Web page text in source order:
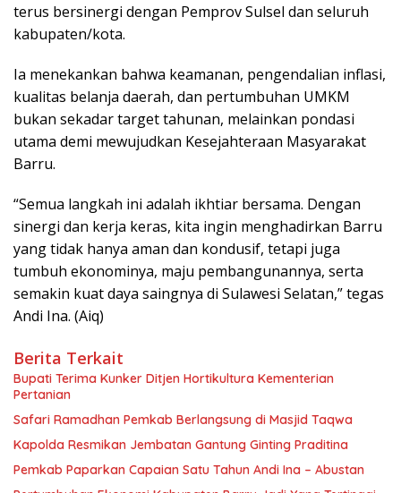
terus bersinergi dengan Pemprov Sulsel dan seluruh
kabupaten/kota.
Ia menekankan bahwa keamanan, pengendalian inflasi,
kualitas belanja daerah, dan pertumbuhan UMKM
bukan sekadar target tahunan, melainkan pondasi
utama demi mewujudkan Kesejahteraan Masyarakat
Barru.
“Semua langkah ini adalah ikhtiar bersama. Dengan
sinergi dan kerja keras, kita ingin menghadirkan Barru
yang tidak hanya aman dan kondusif, tetapi juga
tumbuh ekonominya, maju pembangunannya, serta
semakin kuat daya saingnya di Sulawesi Selatan,” tegas
Andi Ina. (Aiq)
Berita Terkait
Bupati Terima Kunker Ditjen Hortikultura Kementerian
Pertanian
Safari Ramadhan Pemkab Berlangsung di Masjid Taqwa
Kapolda Resmikan Jembatan Gantung Ginting Praditina
Pemkab Paparkan Capaian Satu Tahun Andi Ina – Abustan